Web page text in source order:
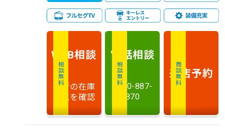
相談無料
WEB相談
最新の在庫
状況を確認
相談無料
電話相談
0120-887-
870
商談無料
来店予約